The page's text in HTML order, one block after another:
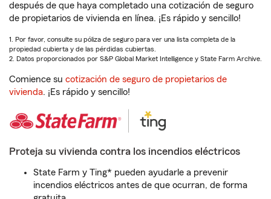
después de que haya completado una cotización de seguro
de propietarios de vivienda en línea. ¡Es rápido y sencillo!
1. Por favor, consulte su póliza de seguro para ver una lista completa de la
propiedad cubierta y de las pérdidas cubiertas.
2. Datos proporcionados por S&P Global Market Intelligence y State Farm Archive.
Comience su cotización de seguro de propietarios de
vivienda. ¡Es rápido y sencillo!
Proteja su vivienda contra los incendios eléctricos
State Farm y Ting* pueden ayudarle a prevenir
incendios eléctricos antes de que ocurran, de forma